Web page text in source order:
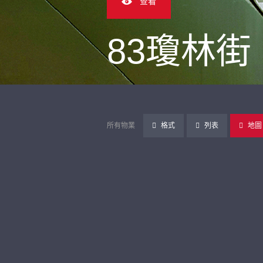
83瓊林街
所有物業 格式 列表 地圖